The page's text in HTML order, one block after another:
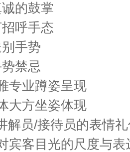
的鼓掌
呼手态
手势
禁忌
专业蹲姿呈现
大方坐姿体现
解员/接待员的表情
宾客目光的尺度与